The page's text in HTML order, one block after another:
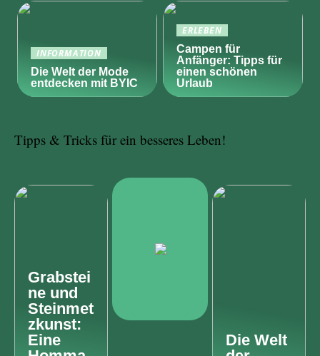
INFORMATION
Die Welt der Mode
entdecken mit BYIC
ERLEBEN
Campen für
Anfänger: Tipps für
einen schönen
Urlaub
Tipps & Tricks für ein besseres Leben!
Grabstei
ne und
Steinmet
zkunst:
Eine
Die Welt